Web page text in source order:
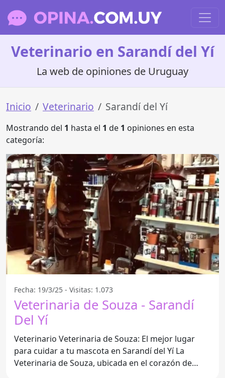
Veterinario en Sarandí del Yí
La web de opiniones de Uruguay
Inicio Veterinario Sarandí del Yí
Mostrando del 1 hasta el 1 de 1 opiniones en esta
categoría:
Fecha: 19/3/25 - Visitas: 1.073
Veterinaria de Souza - Sarandí
Del Yí
Veterinario Veterinaria de Souza: El mejor lugar
para cuidar a tu mascota en Sarandí del Yí La
Veterinaria de Souza, ubicada en el corazón de